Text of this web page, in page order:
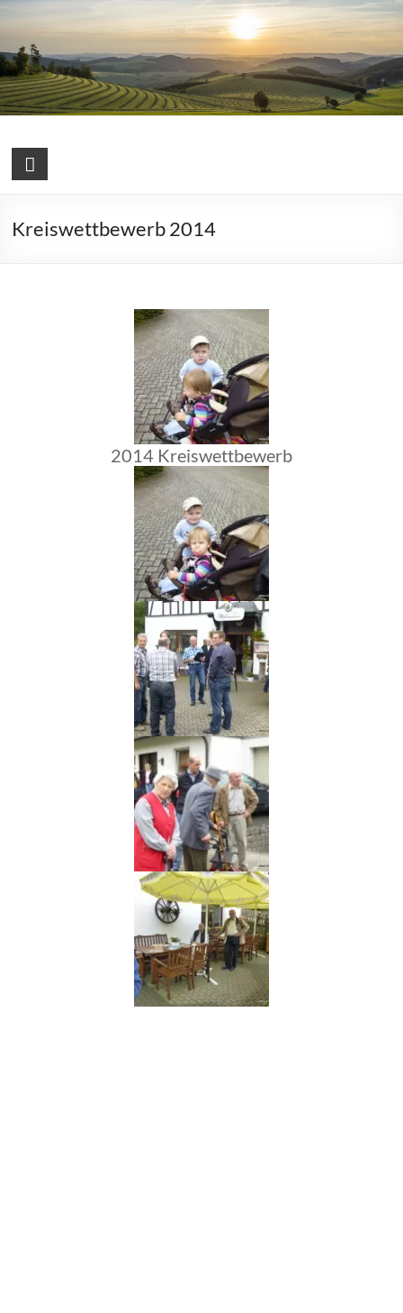
Kreiswettbewerb 2014
2014 Kreiswettbewerb